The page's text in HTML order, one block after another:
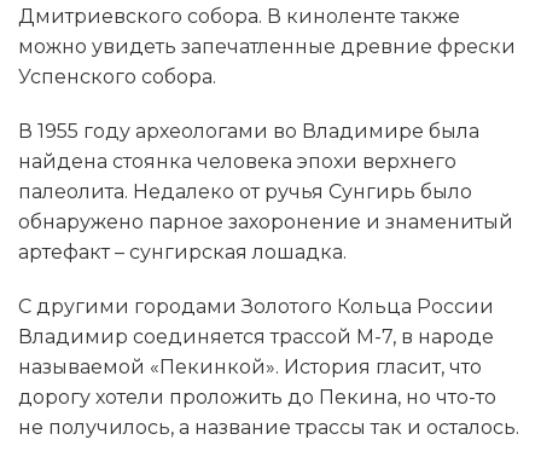
Дмитриевского собора. В киноленте также
можно увидеть запечатленные древние фрески
Успенского собора.
В 1955 году археологами во Владимире была
найдена стоянка человека эпохи верхнего
палеолита. Недалеко от ручья Сунгирь было
обнаружено парное захоронение и знаменитый
артефакт – сунгирская лошадка.
С другими городами Золотого Кольца России
Владимир соединяется трассой М-7, в народе
называемой «Пекинкой». История гласит, что
дорогу хотели проложить до Пекина, но что-то
не получилось, а название трассы так и осталось.